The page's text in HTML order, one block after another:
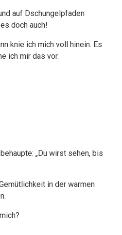
auf Dschungelpfaden
doch auch!
knie ich mich voll hinein. Es
ich mir das vor.
„Du wirst sehen, bis
in der warmen